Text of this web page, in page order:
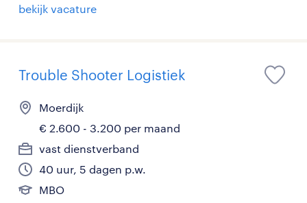
bekijk vacature
Trouble Shooter Logistiek
Moerdijk
€ 2.600 - 3.200 per maand
vast dienstverband
40 uur, 5 dagen p.w.
MBO